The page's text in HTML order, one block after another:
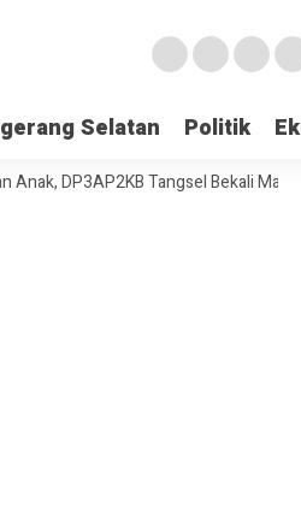
Selatan Politik
Tangsel Bekali Masyarakat